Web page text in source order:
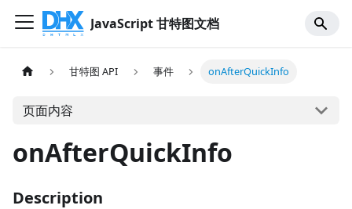
JavaScript 甘特图文档
甘特图 API 事件 onAfterQuickInfo
页面内容
onAfterQuickInfo
Description